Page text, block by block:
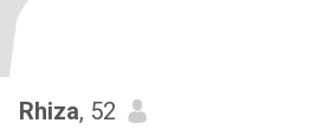
Rhiza, 52